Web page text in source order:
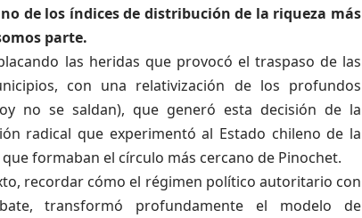
de los índices de distribución de la riqueza más
parte.
las heridas que provocó el traspaso de las
con una relativización de los profundos
no se saldan), que generó esta decisión de la
radical que experimentó al Estado chileno de la
formaban el círculo más cercano de Pinochet.
recordar cómo el régimen político autoritario con
transformó profundamente el modelo de